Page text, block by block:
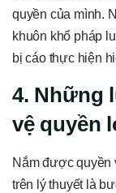
quyền của mình.
khuôn khổ pháp
bị cáo thực hiện
4. Những
vệ quyền
Nắm được quyền
trên lý thuyết là